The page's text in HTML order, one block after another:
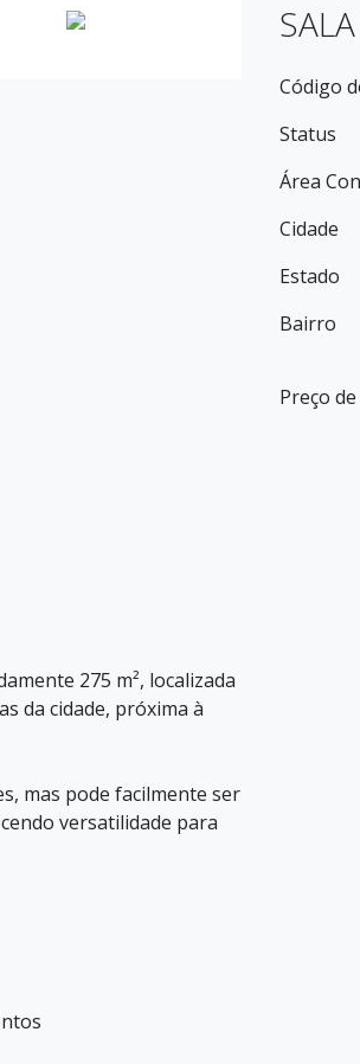
Código
Status
Área
Cidade
Estado
Bairro
Preço
275 m², localizada
da cidade, próxima à
mas pode facilmente ser
versatilidade para